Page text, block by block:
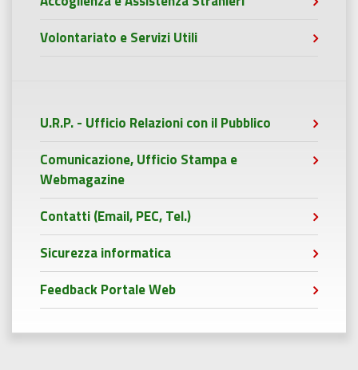
Volontariato e Servizi Utili
U.R.P. - Ufficio Relazioni con il Pubblico
Comunicazione, Ufficio Stampa e
Webmagazine
Contatti (Email, PEC, Tel.)
Sicurezza informatica
Feedback Portale Web